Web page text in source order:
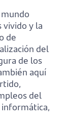
y la
de
del
de los
aquí
del